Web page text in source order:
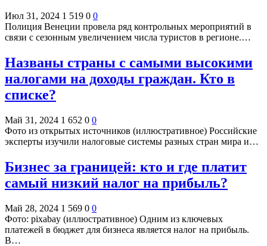
Июл 31, 2024 1 519 0 0
Полиция Венеции провела ряд контрольных мероприятий в
связи с сезонным увеличением числа туристов в регионе.…
Названы страны с самыми высокими
налогами на доходы граждан. Кто в
списке?
Май 31, 2024 1 652 0 0
Фото из открытых источников (иллюстративное) Российские
эксперты изучили налоговые системы разных стран мира и…
Бизнес за границей: кто и где платит
самый низкий налог на прибыль?
Май 28, 2024 1 569 0 0
Фото: pixabay (иллюстративное) Одним из ключевых
платежей в бюджет для бизнеса является налог на прибыль.
В…